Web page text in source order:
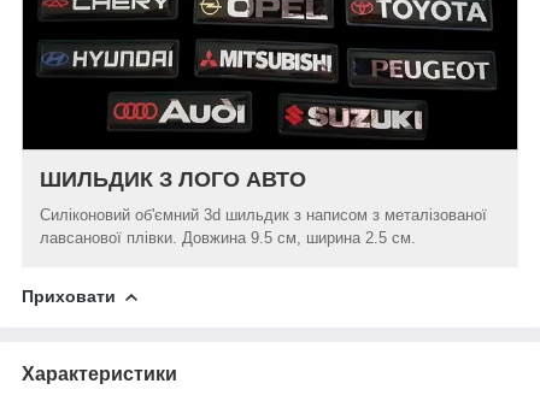
ШИЛЬДИК З ЛОГО АВТО
Силіконовий об'ємний 3d шильдик з написом з металізованої
лавсанової плівки. Довжина 9.5 см, ширина 2.5 см.
Приховати
Характеристики